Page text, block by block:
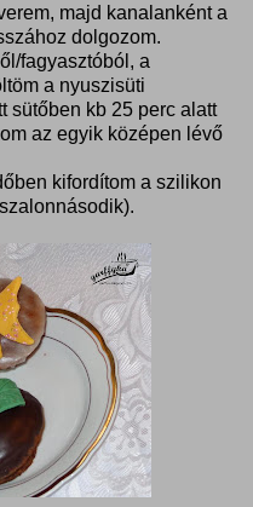
majd kanalanként a
dolgozom.
fagyasztóból, a
a nyuszisüti
sütőben kb 25 perc alatt
az egyik középen lévő
kifordítom a szilikon